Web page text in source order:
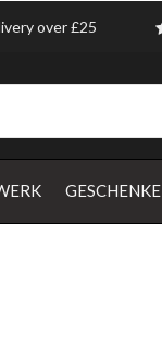
GESCHENKE
over £25